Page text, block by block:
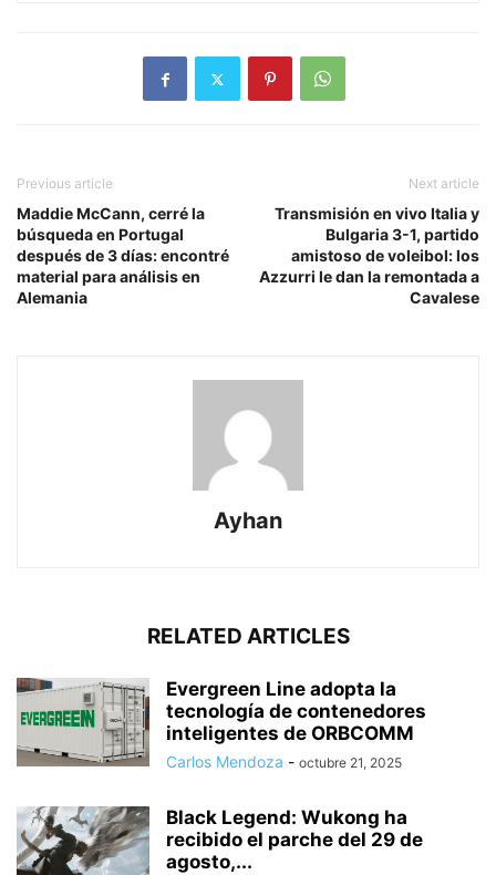
Previous article
Maddie McCann, cerré la
búsqueda en Portugal
después de 3 días: encontré
material para análisis en
Alemania
Next article
Transmisión en vivo Italia y
Bulgaria 3-1, partido
amistoso de voleibol: los
Azzurri le dan la remontada a
Cavalese
Ayhan
RELATED ARTICLES
Evergreen Line adopta la
tecnología de contenedores
inteligentes de ORBCOMM
Carlos Mendoza - octubre 21, 2025
Black Legend: Wukong ha
recibido el parche del 29 de
agosto,...